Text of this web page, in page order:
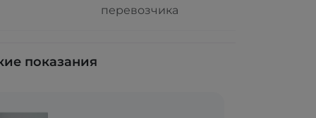
перевозчика
показания